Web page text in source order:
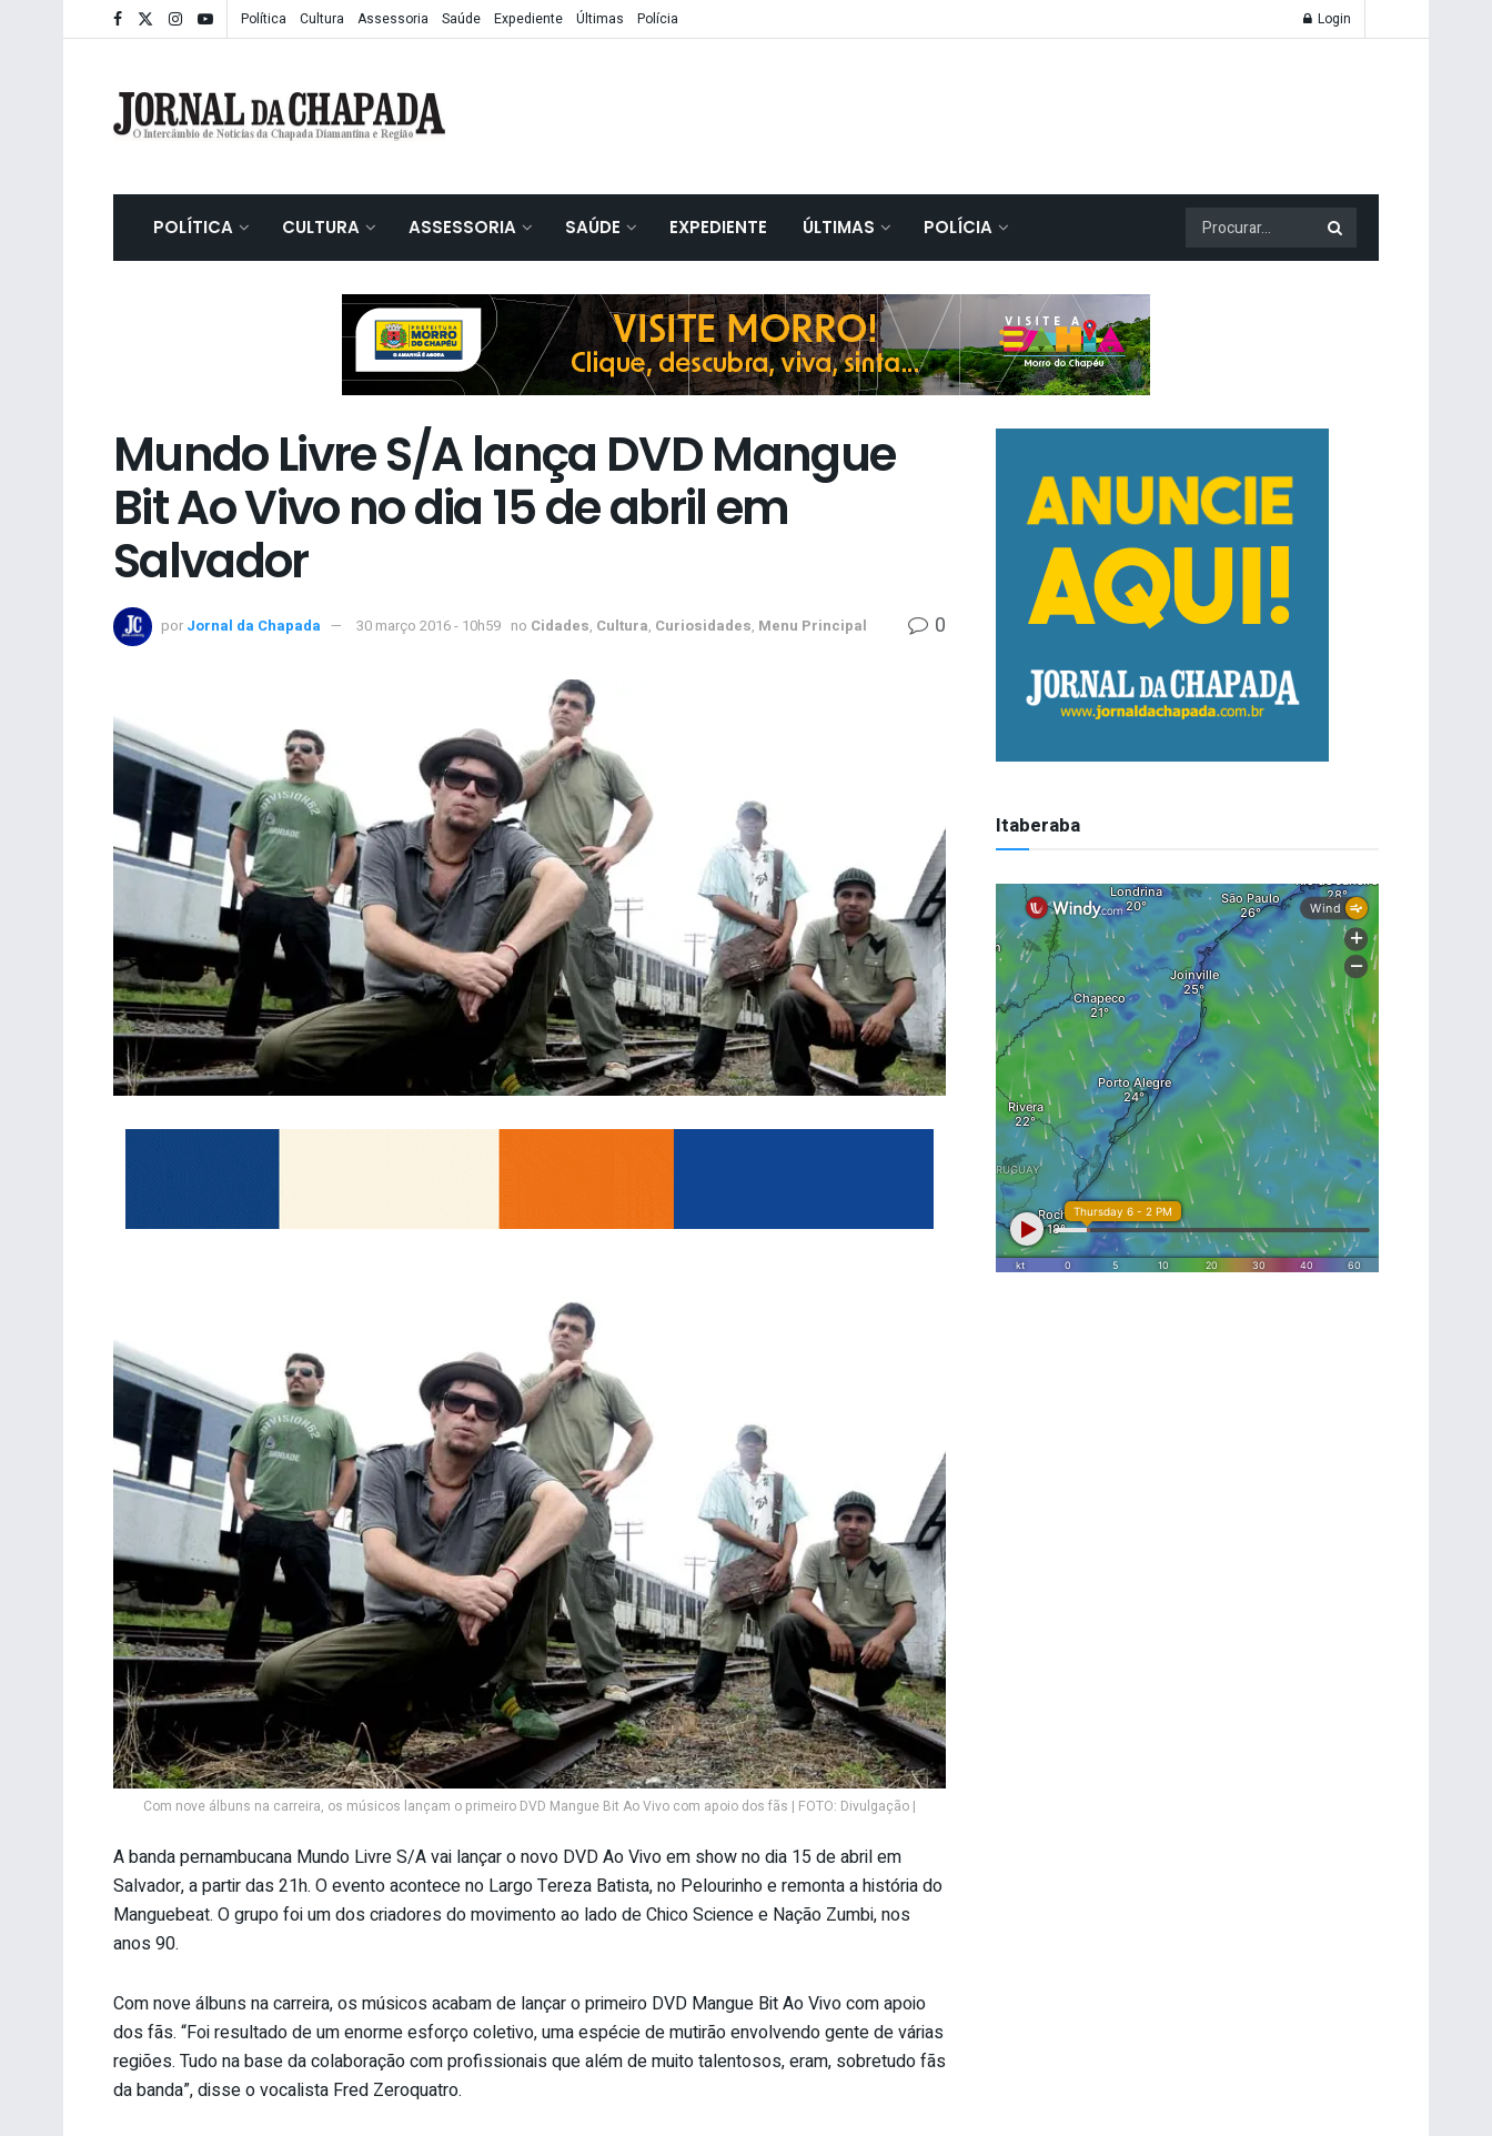
Política Cultura Assessoria Saúde Expediente Últimas Polícia Login
POLÍTICA CULTURA ASSESSORIA SAÚDE EXPEDIENTE ÚLTIMAS POLÍCIA
Mundo Livre S/A lança DVD Mangue
Bit Ao Vivo no dia 15 de abril em
Salvador
por Jornal da Chapada 30 março 2016 - 10h59 no Cidades, Cultura, Curiosidades, Menu Principal 0
Com nove álbuns na carreira, os músicos lançam o primeiro DVD Mangue Bit Ao Vivo com apoio dos fãs | FOTO: Divulgação |
A banda pernambucana Mundo Livre S/A vai lançar o novo DVD Ao Vivo em show no dia 15 de abril em
Salvador, a partir das 21h. O evento acontece no Largo Tereza Batista, no Pelourinho e remonta a história do
Manguebeat. O grupo foi um dos criadores do movimento ao lado de Chico Science e Nação Zumbi, nos
anos 90.
Com nove álbuns na carreira, os músicos acabam de lançar o primeiro DVD Mangue Bit Ao Vivo com apoio
dos fãs. “Foi resultado de um enorme esforço coletivo, uma espécie de mutirão envolvendo gente de várias
regiões. Tudo na base da colaboração com profissionais que além de muito talentosos, eram, sobretudo fãs
da banda”, disse o vocalista Fred Zeroquatro.
Itaberaba